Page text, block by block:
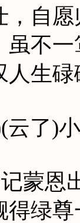
，自
虽不
人生
生
蒙恩
得绿